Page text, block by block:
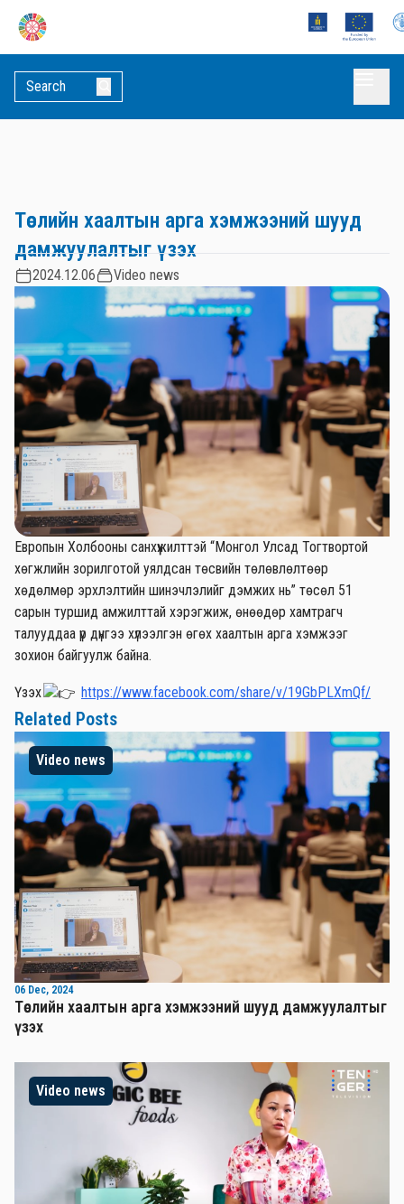
Төслийн хаалтын арга хэмжээний шууд
дамжуулалтыг үзэх
2024.12.06 Video news
Европын Холбооны санхүүжилттэй “Монгол Улсад Тогтвортой
хөгжлийн зорилготой уялдсан төсвийн төлөвлөлтөөр
хөдөлмөр эрхлэлтийн шинэчлэлийг дэмжих нь” төсөл 51
сарын туршид амжилттай хэрэгжиж, өнөөдөр хамтрагч
талууддаа үр дүнгээ хүлээлгэн өгөх хаалтын арга хэмжээг
зохион байгуулж байна.
Үзэх https://www.facebook.com/share/v/19GbPLXmQf/
Related Posts
Video news
06 Dec, 2024
Төслийн хаалтын арга хэмжээний шууд дамжуулалтыг
үзэх
Video news